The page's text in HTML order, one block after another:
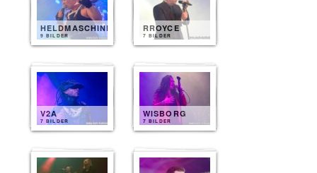
HELDMASCHINE
9 BILDER
RROYCE
7 BILDER
V2A
7 BILDER
WISBORG
7 BILDER